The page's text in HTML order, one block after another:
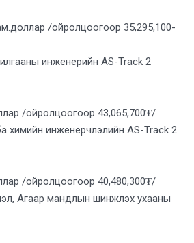
/ойролцоогоор 35,295,100-
инженерийн AS-Track 2
/ойролцоогоор 43,065,700₮/
химийн инженерчлэлийн AS-Track 2
/ойролцоогоор 40,480,300₮/
Агаар мандлын шинжлэх ухааны